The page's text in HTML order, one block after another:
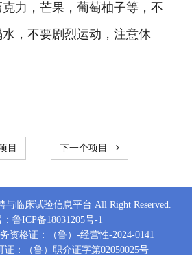
力，芒果，葡萄柚子等，不
，不要剧烈运动，注意休
目 下一个项目
临床试验信息平台 All Right Reserved.
鲁ICP备18031205号-1
资格证：（鲁）-经营性-2024-0141
证：（鲁）职介证字第02050025号